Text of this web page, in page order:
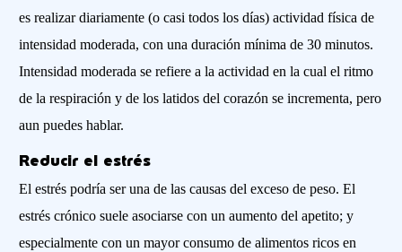
es realizar diariamente (o casi todos los días) actividad física de
intensidad moderada, con una duración mínima de 30 minutos.
Intensidad moderada se refiere a la actividad en la cual el ritmo
de la respiración y de los latidos del corazón se incrementa, pero
aun puedes hablar.
Reducir el estrés
El estrés podría ser una de las causas del exceso de peso. El
estrés crónico suele asociarse con un aumento del apetito; y
especialmente con un mayor consumo de alimentos ricos en